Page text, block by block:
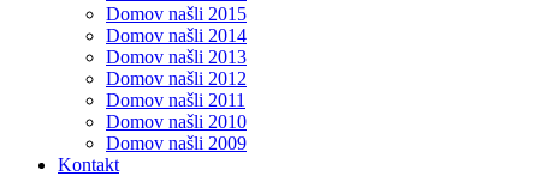
Domov našli 2015
Domov našli 2014
Domov našli 2013
Domov našli 2012
Domov našli 2011
Domov našli 2010
Domov našli 2009
Kontakt